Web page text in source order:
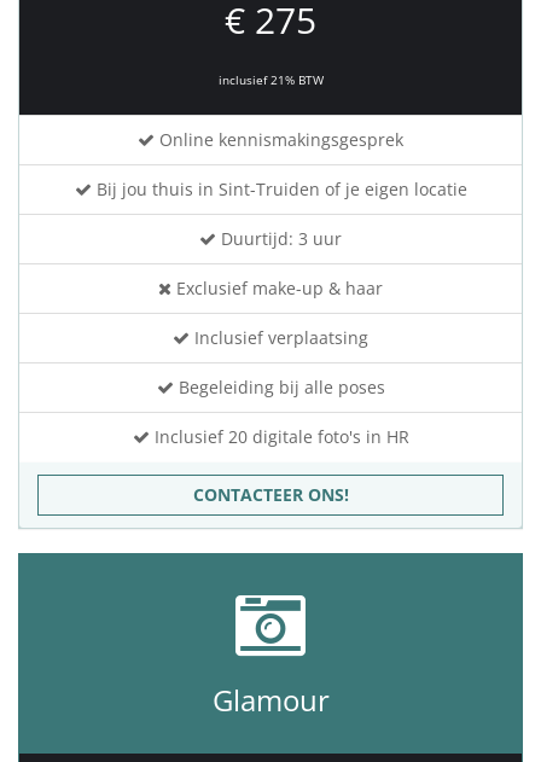
€ 275
inclusief 21% BTW
Online kennismakingsgesprek
Bij jou thuis in Sint-Truiden of je eigen locatie
Duurtijd: 3 uur
Exclusief make-up & haar
Inclusief verplaatsing
Begeleiding bij alle poses
Inclusief 20 digitale foto's in HR
CONTACTEER ONS!
Glamour